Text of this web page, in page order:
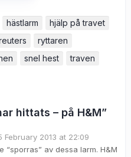
hästlarm
hjälp på travet
ryttaren
snel hest traven
hittats – på H&M”
February 2013 at 22:09
av dessa larm. H&M